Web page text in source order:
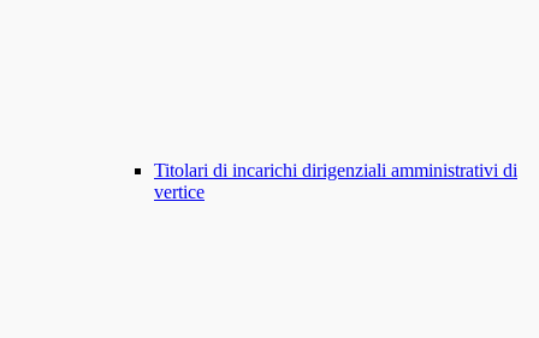
Titolari di incarichi dirigenziali amministrativi di
vertice